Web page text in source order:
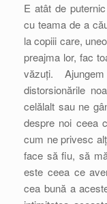
E atât de
cu teama de a
la copiii care,
preajma lor, fac
văzuți.
distorsionările
celălalt sau ne
despre noi ceea
cum ne privesc
face să fiu, să
este ceea ce
cea bună a